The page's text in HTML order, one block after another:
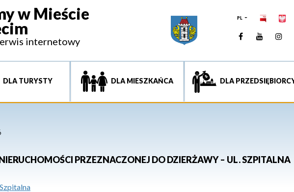
w Mieście
internetowy
PL
Facebook
DLA TURYSTY DLA MIESZKAŃCA DLA
PRZEZNACZONEJ DO DZIERŻAWY – UL. SZPITALNA